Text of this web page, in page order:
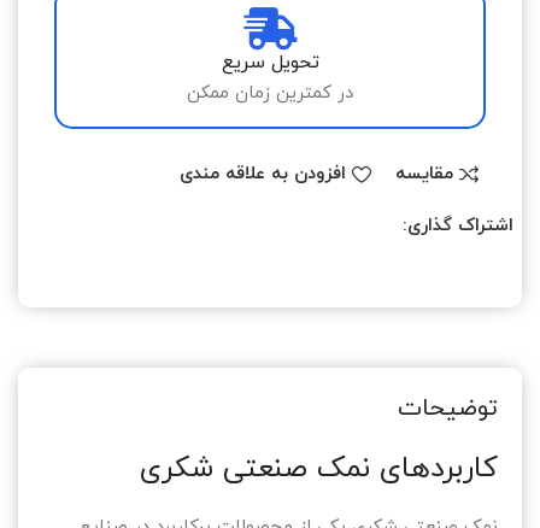
تحویل سریع
در کمترین زمان ممکن
مقایسه افزودن به علاقه مندی
اشتراک گذاری:
توضیحات
کاربردهای نمک صنعتی شکری